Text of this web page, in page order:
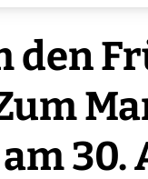
den
30.